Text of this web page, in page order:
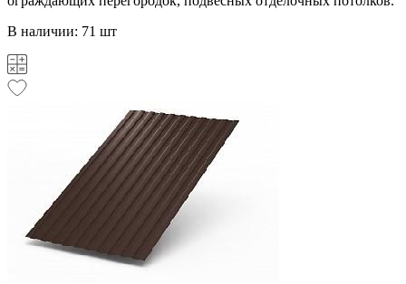
В наличии: 71 шт